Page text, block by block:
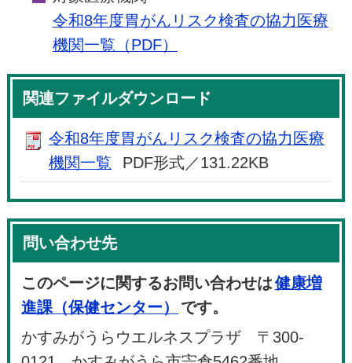
令和8年度胃がんリスク検査の協力医療
機関一覧（PDF）
関連ファイルダウンロード
令和8年度胃がんリスク検査の協力医療
機関一覧
PDF形式／131.22KB
問い合わせ先
このページに関するお問い合わせは健康増
進課（保健センター）
です。
かすみがうらウエルネスプラザ 〒300-